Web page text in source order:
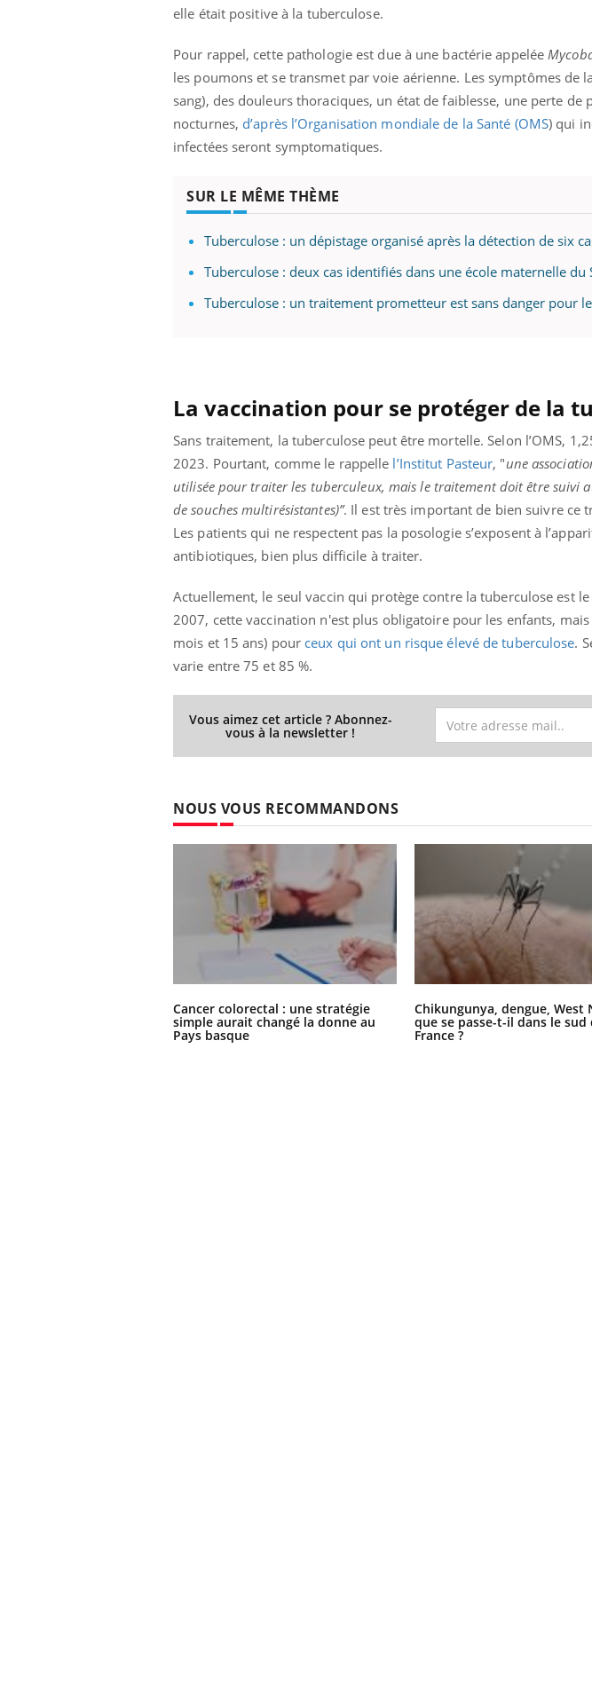
elle était positive à la tuberculose.
Pour rappel, cette pathologie est due à une bactérie appelée
les poumons et se transmet par voie aérienne. Les symptômes de
sang), des douleurs thoraciques, un état de faiblesse, une perte de
nocturnes, d’après l’Organisation mondiale de la Santé (OMS) qui
infectées seront symptomatiques.
SUR LE MÊME THÈME
Tuberculose : un dépistage organisé après la détection de six
Tuberculose : deux cas identifiés dans une école maternelle du
Tuberculose : un traitement prometteur est sans danger pour
La vaccination pour se protéger de la
Sans traitement, la tuberculose peut être mortelle. Selon l’OMS,
2023. Pourtant, comme le rappelle l’Institut Pasteur, "une
utilisée pour traiter les tuberculeux, mais le traitement doit être suivi
de souches multirésistantes)”. Il est très important de bien suivre ce
Les patients qui ne respectent pas la posologie s’exposent à
antibiotiques, bien plus difficile à traiter.
Actuellement, le seul vaccin qui protège contre la tuberculose est
2007, cette vaccination n'est plus obligatoire pour les enfants,
mois et 15 ans) pour ceux qui ont un risque élevé de tuberculose.
varie entre 75 et 85 %.
Vous aimez cet article ? Abonnez-
vous à la newsletter !
NOUS VOUS RECOMMANDONS
Cancer colorectal : une stratégie
simple aurait changé la donne au
Pays basque
Chikungunya, dengue, West
que se passe-t-il dans le sud
France ?
Eczéma Chronique des Mains : se
préparer pour l’été !Youtube
L'été arrive… et avec lui, un tout nouveau
rythme de vie ! Vacances, plage, piscine,
soleil, activités en plein air… Nos mains
Diabète & Ramadan 2026
Le Ramadan approche, et, pour de
nombreuses personnes atteintes de
diabète, c'est une période de